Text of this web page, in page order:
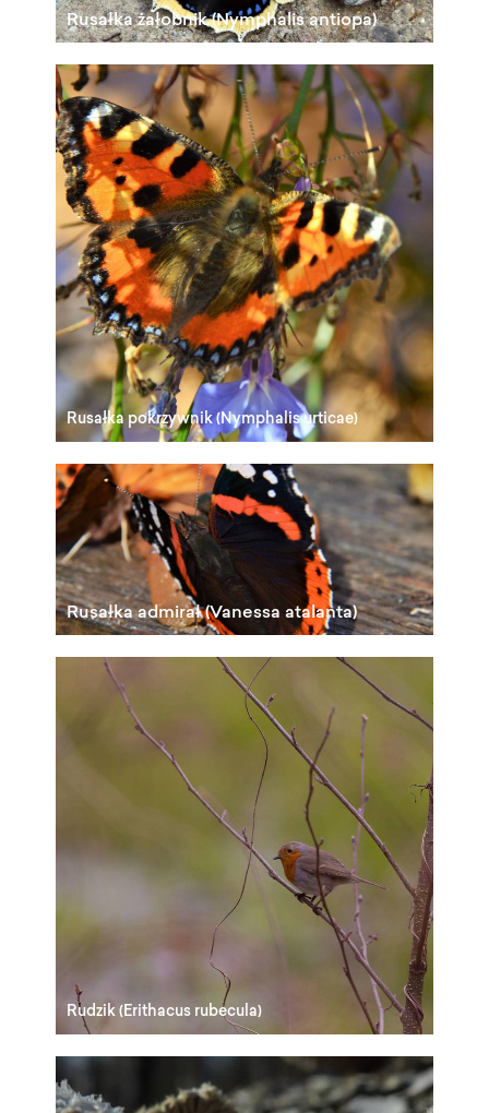
Rusałka żałobnik (Nymphalis antiopa)
Rusałka pokrzywnik (Nymphalis urticae)
Rusałka admirał (Vanessa atalanta)
Rudzik (Erithacus rubecula)